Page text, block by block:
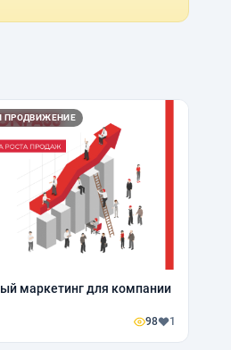
ПРОДВИЖЕНИЕ
маркетинг для компании
98 1